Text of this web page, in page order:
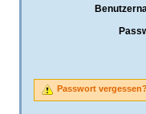
Passwort